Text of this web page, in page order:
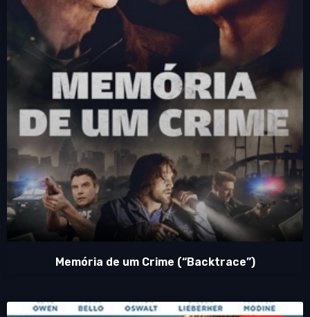
Memória de um Crime (“Backtrace”)